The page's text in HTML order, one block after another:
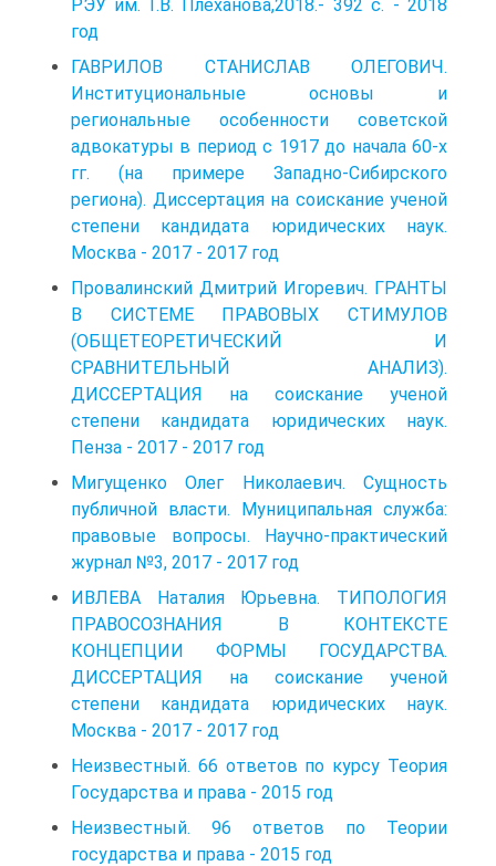
РЭУ им. Г.В. Плеханова,2018.- 392 с. - 2018
год
ГАВРИЛОВ СТАНИСЛАВ ОЛЕГОВИЧ.
Институциональные основы и
региональные особенности советской
адвокатуры в период с 1917 до начала 60-х
гг. (на примере Западно-Сибирского
региона). Диссертация на соискание ученой
степени кандидата юридических наук.
Москва - 2017 - 2017 год
Провалинский Дмитрий Игоревич. ГРАНТЫ
В СИСТЕМЕ ПРАВОВЫХ СТИМУЛОВ
(ОБЩЕТЕОРЕТИЧЕСКИЙ И
СРАВНИТЕЛЬНЫЙ АНАЛИЗ).
ДИССЕРТАЦИЯ на соискание ученой
степени кандидата юридических наук.
Пенза - 2017 - 2017 год
Мигущенко Олег Николаевич. Сущность
публичной власти. Муниципальная служба:
правовые вопросы. Научно-практический
журнал №3, 2017 - 2017 год
ИВЛЕВА Наталия Юрьевна. ТИПОЛОГИЯ
ПРАВОСОЗНАНИЯ В КОНТЕКСТЕ
КОНЦЕПЦИИ ФОРМЫ ГОСУДАРСТВА.
ДИССЕРТАЦИЯ на соискание ученой
степени кандидата юридических наук.
Москва - 2017 - 2017 год
Неизвестный. 66 ответов по курсу Теория
Государства и права - 2015 год
Неизвестный. 96 ответов по Теории
государства и права - 2015 год